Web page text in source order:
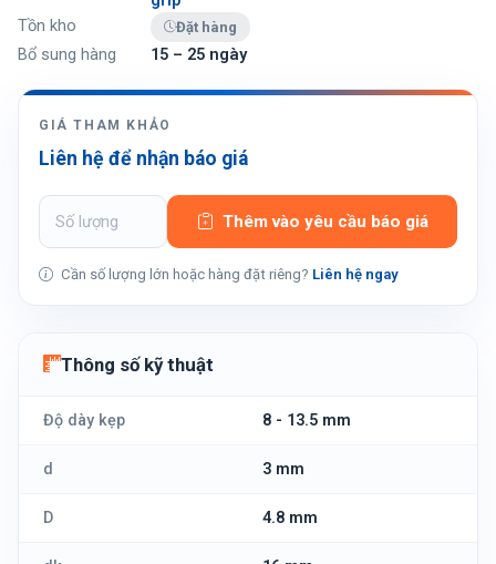
Tồn kho
Đặt hàng
Bổ sung hàng 15 – 25 ngày
GIÁ THAM KHẢO
Liên hệ để nhận báo giá
Thêm vào yêu cầu báo giá
Cần số lượng lớn hoặc hàng đặt riêng? Liên hệ ngay
Thông số kỹ thuật
Độ dày kẹp 8 - 13.5 mm
d 3 mm
D 4.8 mm